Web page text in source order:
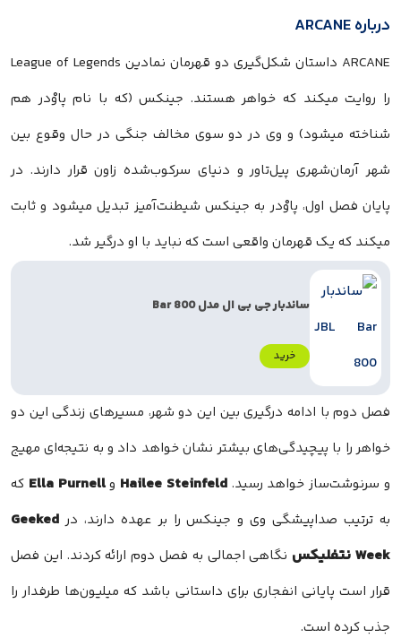
درباره ARCANE
ARCANE داستان شکل‌گیری دو قهرمان نمادین League of Legends
را روایت میکند که خواهر هستند. جینکس (که با نام پاوْدر هم
شناخته میشود) و وی در دو سوی مخالف جنگی در حال وقوع بین
شهر آرمان‌شهری پیل‌تاور و دنیای سرکوب‌شده زاون قرار دارند. در
پایان فصل اول، پاوْدر به جینکس شیطنت‌آمیز تبدیل میشود و ثابت
میکند که یک قهرمان واقعی است که نباید با او درگیر شد.
ساندبار جی بی ال مدل Bar 800
خرید
فصل دوم با ادامه درگیری بین این دو شهر، مسیرهای زندگی این دو
خواهر را با پیچیدگی‌های بیشتر نشان خواهد داد و به نتیجه‌ای مهیج
و سرنوشت‌ساز خواهد رسید.Hailee Steinfeld وElla Purnell که
به ترتیب صداپیشگی وی و جینکس را بر عهده دارند، در Geeked
Week نتفلیکس
نگاهی اجمالی به فصل دوم ارائه کردند. این فصل
قرار است پایانی انفجاری برای داستانی باشد که میلیون‌ها طرفدار را
جذب کرده است.